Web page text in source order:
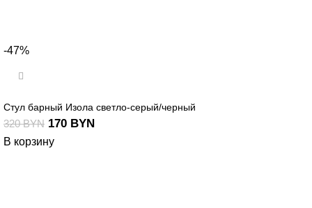
-47%
Стул барный Изола светло-серый/черный
320BYN 170 BYN
В корзину